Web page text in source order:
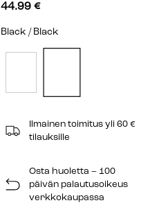
44.99 €
Black / Black
Ilmainen toimitus yli 60 €
tilauksille
Osta huoletta – 100
päivän palautusoikeus
verkkokaupassa